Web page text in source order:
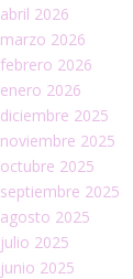
abril 2026
marzo 2026
febrero 2026
enero 2026
diciembre 2025
noviembre 2025
octubre 2025
septiembre 2025
agosto 2025
julio 2025
junio 2025